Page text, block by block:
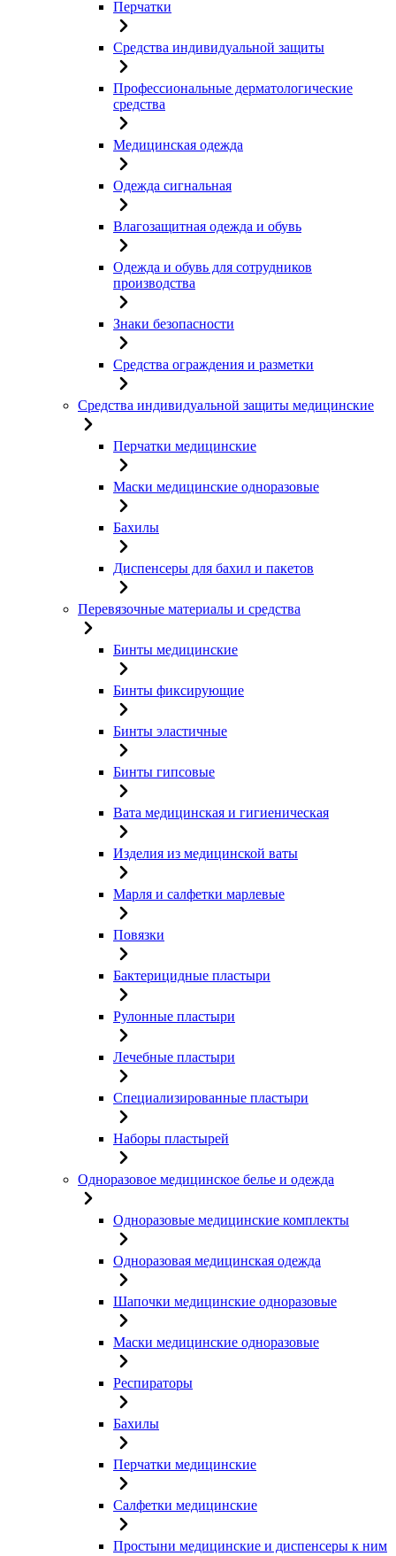
Перчатки
Средства индивидуальной защиты
Профессиональные дерматологические
средства
Медицинская одежда
Одежда сигнальная
Влагозащитная одежда и обувь
Одежда и обувь для сотрудников
производства
Знаки безопасности
Средства ограждения и разметки
Средства индивидуальной защиты медицинские
Перчатки медицинские
Маски медицинские одноразовые
Бахилы
Диспенсеры для бахил и пакетов
Перевязочные материалы и средства
Бинты медицинские
Бинты фиксирующие
Бинты эластичные
Бинты гипсовые
Вата медицинская и гигиеническая
Изделия из медицинской ваты
Марля и салфетки марлевые
Повязки
Бактерицидные пластыри
Рулонные пластыри
Лечебные пластыри
Специализированные пластыри
Наборы пластырей
Одноразовое медицинское белье и одежда
Одноразовые медицинские комплекты
Одноразовая медицинская одежда
Шапочки медицинские одноразовые
Маски медицинские одноразовые
Респираторы
Бахилы
Перчатки медицинские
Салфетки медицинские
Простыни медицинские и диспенсеры к ним